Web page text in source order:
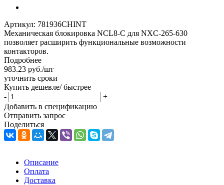
Артикул: 781936CHINT
Механическая блокировка NCL8-C для NXC-265-630
позволяет расширить функциональные возможности
контакторов.
Подробнее
983.23 руб./шт
уточнить сроки
Купить дешевле/ быстрее
-
+
Добавить в спецификацию
Отправить запрос
Поделиться
Описание
Оплата
Доставка